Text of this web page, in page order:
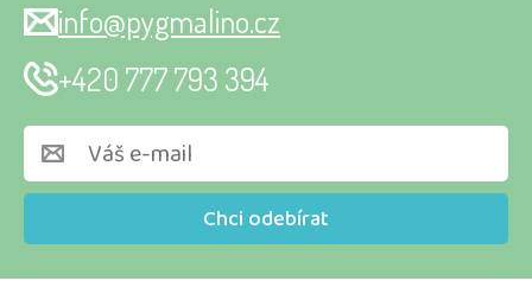
Chci odebírat
info@pygmalino.cz
+420 777 793 394